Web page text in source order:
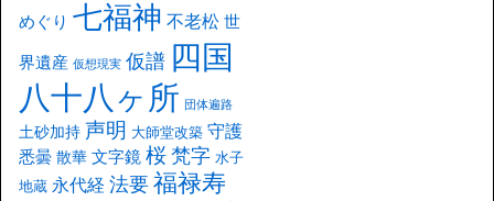
めぐり 七福神 不老松 世
界遺産 仮想現実 仮譜 四国
八十八ヶ所 団体遍路
土砂加持 声明 大師堂改築 守護
悉曇 散華 文字鏡 桜 梵字 水子
地蔵 永代経 法要 福禄寿